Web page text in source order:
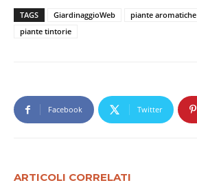
TAGS GiardinaggioWeb piante aromatiche
piante tintorie
Facebook Twitter
ARTICOLI CORRELATI